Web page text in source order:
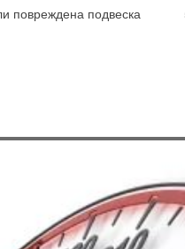
повреждена подвеска